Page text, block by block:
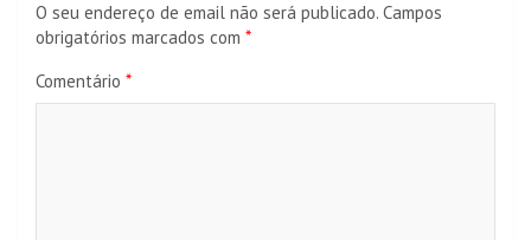
O seu endereço de email não será publicado. Campos
obrigatórios marcados com *
Comentário *